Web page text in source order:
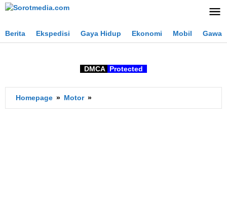
Lewati
Berita
Ekspedisi Gaya Hidup Ekonomi Mobil Gawai
DMCA Protected
Homepage » Motor »
Aki